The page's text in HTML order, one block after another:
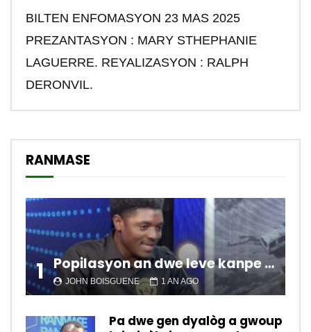
BILTEN ENFOMASYON 23 MAS 2025
PREZANTASYON : MARY STHEPHANIE
LAGUERRE. REYALIZASYON : RALPH
DERONVIL.
RANMASE
1 Popilasyon an dwe leve kanpe pou chanje sitiyasyon kawotik l’ap viv nan peyi a.
JOHN BOISGUENE 1 AN AGO
Pa dwe gen dyalòg a gwoup